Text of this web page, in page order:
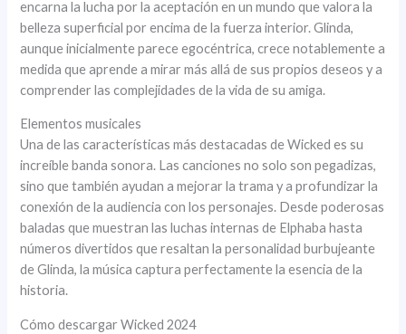
encarna la lucha por la aceptación en un mundo que valora la
belleza superficial por encima de la fuerza interior. Glinda,
aunque inicialmente parece egocéntrica, crece notablemente a
medida que aprende a mirar más allá de sus propios deseos y a
comprender las complejidades de la vida de su amiga.
Elementos musicales
Una de las características más destacadas de Wicked es su
increíble banda sonora. Las canciones no solo son pegadizas,
sino que también ayudan a mejorar la trama y a profundizar la
conexión de la audiencia con los personajes. Desde poderosas
baladas que muestran las luchas internas de Elphaba hasta
números divertidos que resaltan la personalidad burbujeante
de Glinda, la música captura perfectamente la esencia de la
historia.
Cómo descargar Wicked 2024